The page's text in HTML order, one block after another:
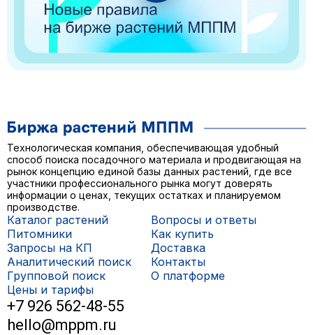
Технологическая компания, обеспечивающая удобный
способ поиска посадочного материала и продвигающая на
рынок концепцию единой базы данных растений, где все
участники профессионального рынка могут доверять
информации о ценах, текущих остатках и планируемом
производстве.
Каталог растений
Питомники
Запросы на КП
Аналитический поиск
Групповой поиск
Цены и тарифы
Вопросы и ответы
Как купить
Доставка
Контакты
О платформе
+7 926 562-48-55
hello@mppm.ru